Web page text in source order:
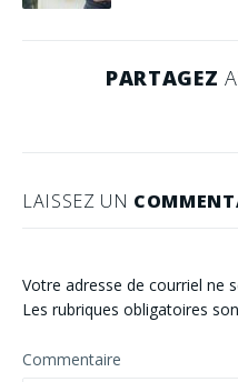
PARTAGEZ
LAISSEZ UN
Votre adresse de courriel ne
Les rubriques obligatoires
Commentaire